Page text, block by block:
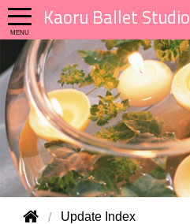
Kaoru Ballet Studio
Update Index